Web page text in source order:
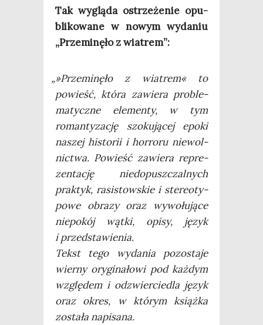
Tak wyglą­da ostrze­że­nie opu­
bli­ko­wa­ne w nowym wyda­niu
„Prze­mi­nę­ło z wiatrem”:
„»Prze­mi­nę­ło z wia­trem« to
powieść, któ­ra zawie­ra pro­ble­
ma­tycz­ne ele­men­ty, w tym
roman­ty­za­cję szo­ku­ją­cej epo­ki
naszej histo­rii i hor­ro­ru nie­wol­
nic­twa. Powieść zawie­ra repre­
zen­ta­cję nie­do­pusz­czal­nych
prak­tyk, rasi­stow­skie i ste­reo­ty­
po­we obra­zy oraz wywo­łu­ją­ce
nie­po­kój wąt­ki, opi­sy, język
i przed­sta­wie­nia.
Tekst tego wyda­nia pozo­sta­je
wier­ny ory­gi­na­ło­wi pod każ­dym
wzglę­dem i odzwier­cie­dla język
oraz okres, w któ­rym książ­ka
zosta­ła napi­sa­na.